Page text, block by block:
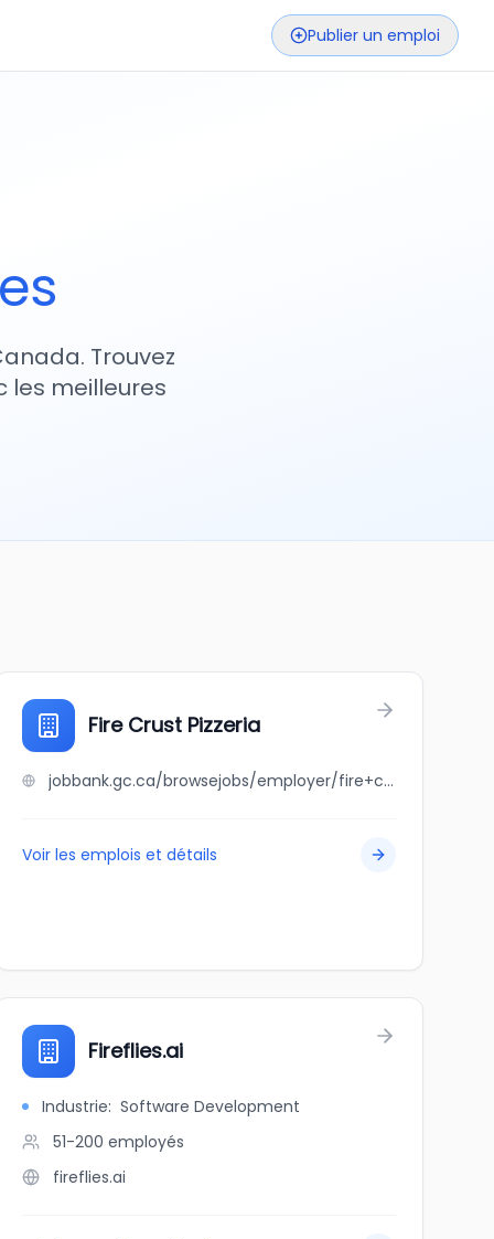
Publier un emploi
Trouvez
les meilleures
Fire Crust Pizzeria
jobbank.gc.ca/browsejobs/employer/fire+crust+pizzeria/ca
Voir les emplois et détails
Fireflies.ai
Industrie: Software Development
51-200 employés
fireflies.ai